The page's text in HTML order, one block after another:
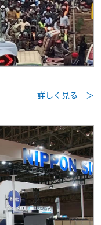
詳しく見る ＞